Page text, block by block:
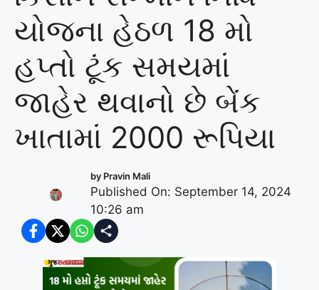
યોજના હેઠળ 18 મો
હપ્તો ટૂંક સમયમાં
જાહેર થવાનો છે બેંક
ખાતામાં 2000 રૂપિયા
by Pravin Mali
Published On: September 14, 2024
10:26 am